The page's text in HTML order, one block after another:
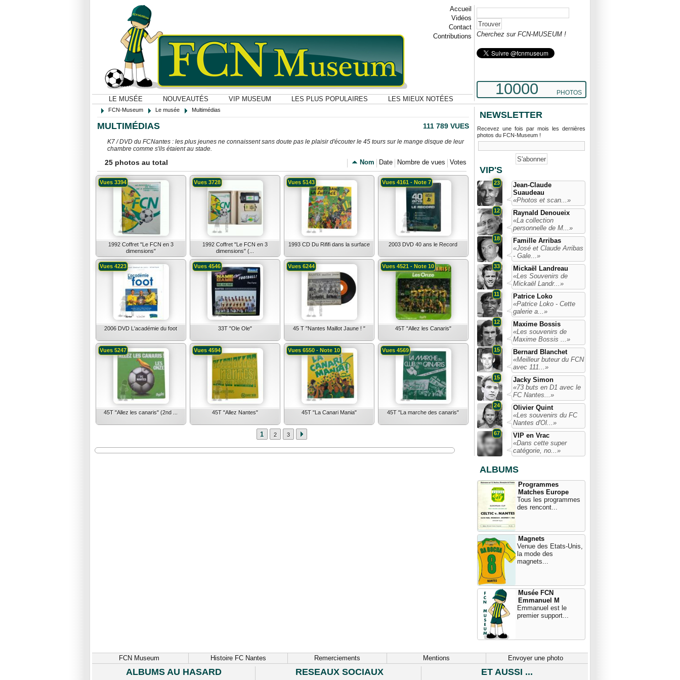
Accueil
Vidéos
Contact
Contributions
LE MUSÉE NOUVEAUTÉS VIP MUSEUM LES PLUS POPULAIRES LES MIEUX NOTÉES
Cherchez sur FCN-MUSEUM !
10000 PHOTOS
FCN-Museum Le musée Multimédias
MULTIMÉDIAS 111 789 VUES
K7 / DVD du FCNantes : les plus jeunes ne connaissent sans doute pas le plaisir d'écouter le 45 tours sur le mange disque de leur
chambre comme s'ils étaient au stade.
25 photos au total Votes
Nombre de vues
Date
Nom
1992 Coffret "Le FCN en 3
dimensions"
Vues 3394
1992 Coffret "Le FCN en 3
dimensions" (...
Vues 3728
1993 CD Du Rififi dans la surface
Vues 5143
2003 DVD 40 ans le Record
Vues 4161 - Note 7
2006 DVD L'académie du foot
Vues 4223
33T "Ole Ole"
Vues 4546
45 T "Nantes Maillot Jaune ! "
Vues 6244
45T "Allez les Canaris"
Vues 4521 - Note 10
45T "Allez les canaris" (2nd ...
Vues 5247
45T "Allez Nantes"
Vues 4594
45T "La Canari Mania"
Vues 6550 - Note 10
45T "La marche des canaris"
Vues 4569
1 2 3
NEWSLETTER
Recevez une fois par mois les dernières
photos du FCN-Museum !
VIP'S
23
Jean-Claude
Suaudeau
«Photos et scan...»
12
Raynald Denoueix
«La collection
personnelle de M...»
18
Famille Arribas
«José et Claude Arribas
- Gale...»
33
Mickaël Landreau
«Les Souvenirs de
Mickaël Landr...»
11
Patrice Loko
«Patrice Loko - Cette
galerie a...»
12
Maxime Bossis
«Les souvenirs de
Maxime Bossis ...»
15
Bernard Blanchet
«Meilleur buteur du FCN
avec 111...»
15
Jacky Simon
«73 buts en D1 avec le
FC Nantes...»
24
Olivier Quint
«Les souvenirs du FC
Nantes d'Ol...»
67
VIP en Vrac
«Dans cette super
catégorie, no...»
ALBUMS
Programmes
Matches Europe
Tous les programmes
des rencont...
Magnets
Venue des Etats-Unis,
la mode des
magnets...
Musée FCN
Emmanuel M
Emmanuel est le
premier support...
FCN Museum Histoire FC Nantes Remerciements Mentions Envoyer une photo
ALBUMS AU HASARD RESEAUX SOCIAUX ET AUSSI ...